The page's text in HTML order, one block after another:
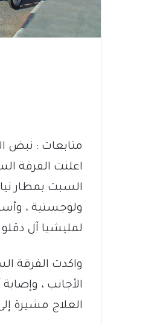
متابعات : نبض
اعلنت الفرقة
السبت بمطار
ولوجستية ،
لمليشيا آل دقلو
واكدت الفرقة
الأجانب ،
العلاج مشيرة